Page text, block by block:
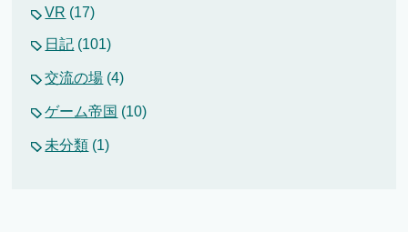
VR (17)
日記 (101)
交流の場 (4)
ゲーム帝国 (10)
未分類 (1)